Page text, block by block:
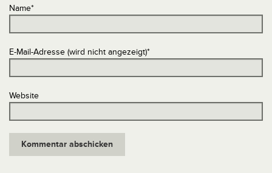
Name*
E-Mail-Adresse (wird nicht angezeigt)*
Website